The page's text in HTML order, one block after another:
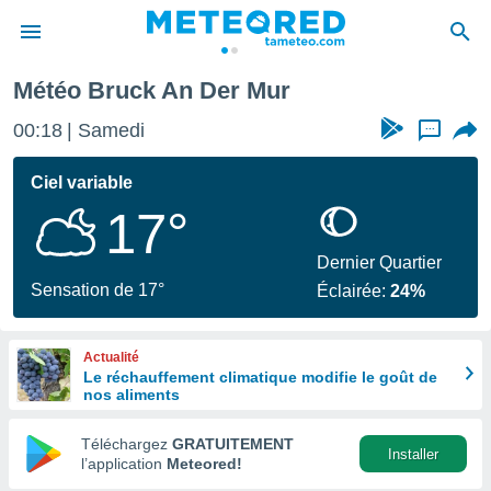
de
en
Météo Bruck An Der Mur
00:18 Samedi ...
Ciel variable
17°
Sensation de 17°
Dernier Quartier
Éclairée:24%
Actualité
Le réchauffement climatique modifie le goût de
nos aliments
Téléchargez GRATUITEMENT
l’application Meteored!
Installer